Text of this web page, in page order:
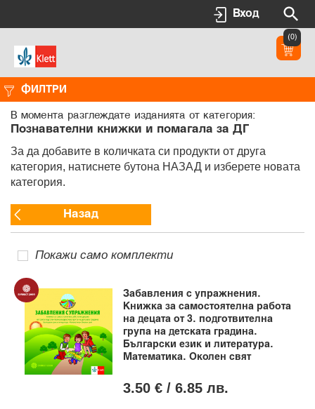
Вход
(0)
ФИЛТРИ
В момента разглеждате изданията от категория:
Познавателни книжки и помагала за ДГ
За да добавите в количката си продукти от друга
категория, натиснете бутона НАЗАД и изберете новата
категория.
Назад
Покажи само комплекти
Забавления с упражнения.
Книжка за самостоятелна работа
на децата от 3. подготвителна
група на детската градина.
Български език и литература.
Математика. Околен свят
3.50 € / 6.85 лв.